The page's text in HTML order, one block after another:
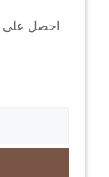
احصل على